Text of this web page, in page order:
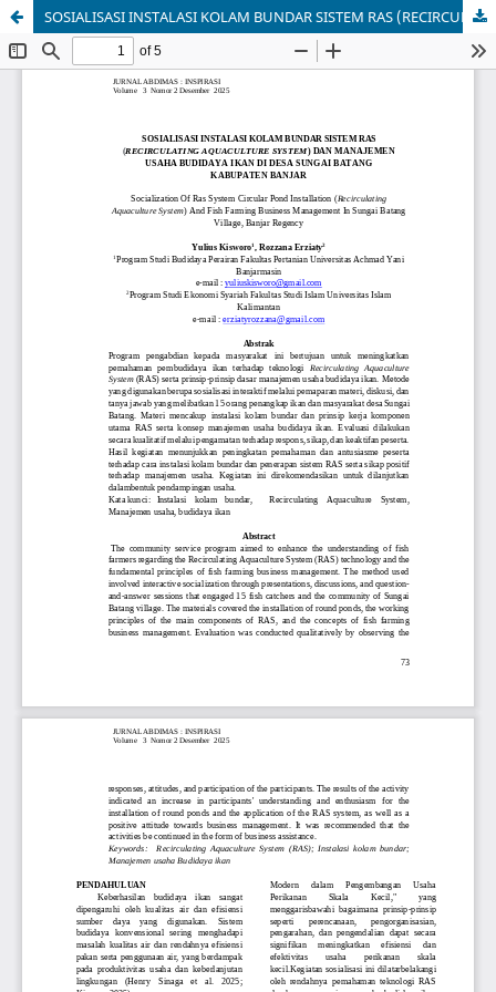
SOSIALISASI INSTALASI KOLAM BUNDAR SISTEM RAS (RECIRCULATING AQUACULTURE SYSTEM) DAN MANAJEMEN USAHA BUDIDAYA IKAN DI DESA SUNGAI BATANG KABUPATEN BANJAR